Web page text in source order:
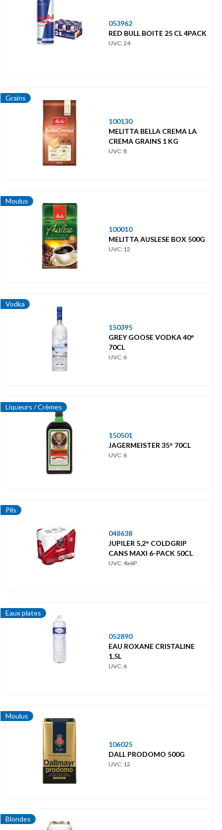
053962
RED BULL BOITE 25 CL 4PACK
UVC: 24
Grains
100130
MELITTA BELLA CREMA LA
CREMA GRAINS 1 KG
UVC: 8
Moulus
100010
MELITTA AUSLESE BOX 500G
UVC: 12
Vodka
150395
GREY GOOSE VODKA 40°
70CL
UVC: 6
Liqueurs / Crèmes
150501
JAGERMEISTER 35° 70CL
UVC: 6
Pils
048638
JUPILER 5,2° COLDGRIP
CANS MAXI 6-PACK 50CL
UVC: 4x6P
Eaux plates
052890
EAU ROXANE CRISTALINE
1,5L
UVC: 6
Moulus
106025
DALL PRODOMO 500G
UVC: 12
Blondes